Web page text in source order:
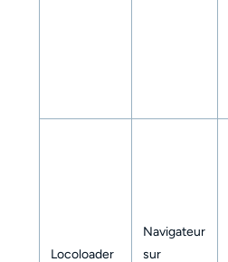
Locoloader
Navigateur
sur